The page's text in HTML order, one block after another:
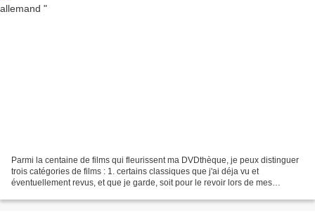
Parmi la centaine de films qui fleurissent ma DVDthèque, je peux distinguer
trois catégories de films : 1. certains classiques que j'ai déja vu et
éventuellement revus, et que je garde, soit pour le revoir lors de mes